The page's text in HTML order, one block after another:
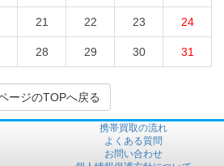
21 22 23 24
28 29 30 31
ージのTOPへ戻る
携帯買取の流れ
よくある質問
お問い合わせ